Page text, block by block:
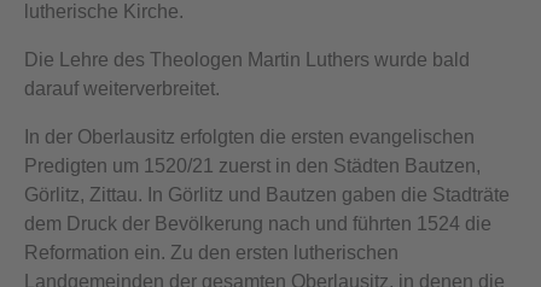
lutherische Kirche.
Die Lehre des Theologen Martin Luthers wurde bald
darauf weiterverbreitet.
In der Oberlausitz erfolgten die ersten evangelischen
Predigten um 1520/21 zuerst in den Städten Bautzen,
Görlitz, Zittau. In Görlitz und Bautzen gaben die Stadträte
dem Druck der Bevölkerung nach und führten 1524 die
Reformation ein. Zu den ersten lutherischen
Landgemeinden der gesamten Oberlausitz, in denen die